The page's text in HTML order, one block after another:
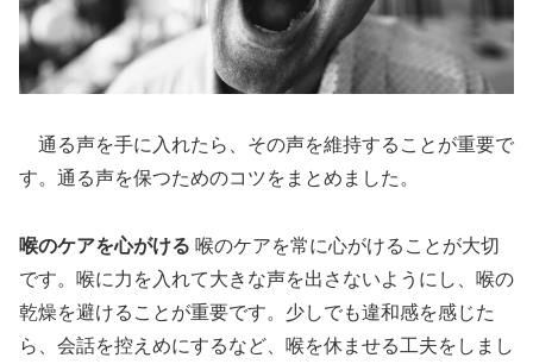
通る声を手に入れたら、その声を維持することが重要で
す。通る声を保つためのコツをまとめました。
喉のケアを心がける 喉のケアを常に心がけることが大切
です。喉に力を入れて大きな声を出さないようにし、喉の
乾燥を避けることが重要です。少しでも違和感を感じた
ら、会話を控えめにするなど、喉を休ませる工夫をしまし